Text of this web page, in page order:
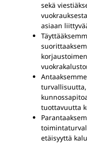
sekä
asiaan
tuottavuutta
etäisyyttä